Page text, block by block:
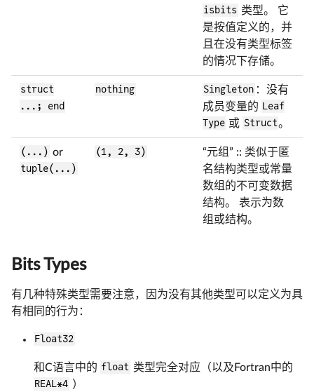
isbits 类型。 它
是按值定义的，并
且在没有类型标签
的情况下存储。
struct
...; end
nothing Singleton ：没有
成员变量的 Leaf
Type 或 Struct。
(...) or
tuple(...)
(1, 2, 3)
“元组” :: 类似于匿
名结构类型或常量
数组的不可变数据
结构。 表示为数
组或结构。
Bits Types
有几种特殊类型需要注意，因为没有其他类型可以定义为具
有相同的行为：
Float32
和C语言中的 float 类型完全对应（以及Fortran中的
REAL*4 ）